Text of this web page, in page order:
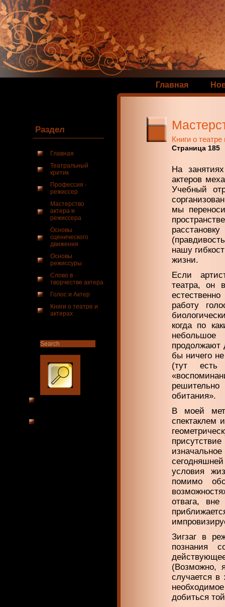
Главная
Раздел
Главная
Театральный
критик
Профессия -
режиссер
Мастерство
актера и
режиссера
Основы
сценического
движения
Основы
режиссуры
Слово в
творчестве актера
Голос и Актер
Книги о театре и
актерах
Книги о театре
Страница 185
На
актеров
Учебный
мы
нашу
жизни.
Если
театра, он
работу
когда по
небольшое
продолжают
бы ничего
(тут есть
обитания».
В моей
спектаклем
условия
помимо
отвага, вне
Зигзаг в
познания
(Возможно,
случается
добиться